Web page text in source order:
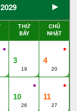
►
THỨ
BẨY
CHỦ
NHẬT
●
3
19
●
4
20
●
10
26
●
11
27